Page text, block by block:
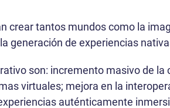
crear tantos mundos como la
generación de experiencias
son: incremento masivo de la
virtuales; mejora en la
auténticamente